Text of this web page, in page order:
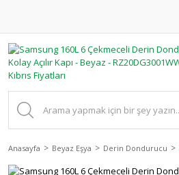
Anasayfa Beyaz Eşya Derin Dondurucu